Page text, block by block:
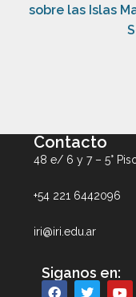
sobre las Islas
Contacto
48 e/ 6 y 7 – 5°
+54 221 6442096
iri@iri.edu.ar
Siganos en: